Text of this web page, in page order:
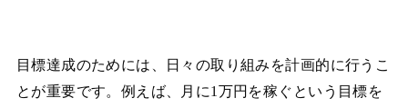
目標達成のためには、日々の取り組みを計画的に行うこ
とが重要です。例えば、月に1万円を稼ぐという目標を